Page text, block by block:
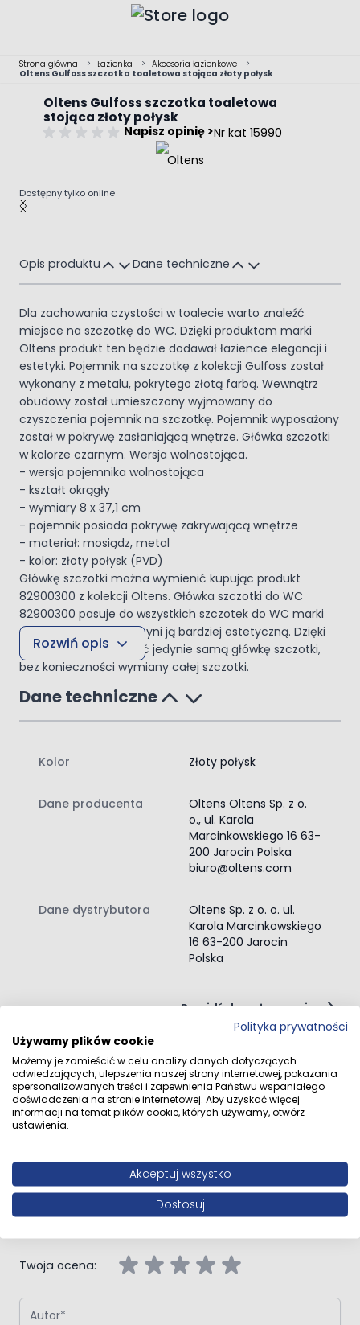
Strona główna > Łazienka > Akcesoria łazienkowe
>
Oltens Gulfoss szczotka toaletowa stojąca złoty połysk
Oltens Gulfoss szczotka toaletowa
stojąca złoty połysk
Napisz opinię >Nr kat 15990
Dostępny tylko online
Main image
Click to view image in fullscreen
Opis produktu Dane techniczne
Dla zachowania czystości w toalecie warto znaleźć
miejsce na szczotkę do WC. Dzięki produktom marki
Oltens produkt ten będzie dodawał łazience elegancji i
estetyki. Pojemnik na szczotkę z kolekcji Gulfoss został
wykonany z metalu, pokrytego złotą farbą. Wewnątrz
obudowy został umieszczony wyjmowany do
czyszczenia pojemnik na szczotkę. Pojemnik wyposażony
został w pokrywę zasłaniającą wnętrze. Główka szczotki
w kolorze czarnym. Wersja wolnostojąca.
- wersja pojemnika wolnostojąca
- kształt okrągły
- wymiary 8 x 37,1 cm
- pojemnik posiada pokrywę zakrywającą wnętrze
- materiał: mosiądz, metal
- kolor: złoty połysk (PVD)
Główkę szczotki można wymienić kupując produkt
82900300 z kolekcji Oltens. Główka szczotki do WC
82900300 pasuje do wszystkich szczotek do WC marki
Oltens. Kolor czarny czyni ją bardziej estetyczną. Dzięki
temu można wymienić jedynie samą główkę szczotki,
bez konieczności wymiany całej szczotki.
Rozwiń opis
Dane techniczne
Kolor Złoty połysk
Dane producenta
Oltens Oltens Sp. z o.
o., ul. Karola
Marcinkowskiego 16 63-
200 Jarocin Polska
biuro@oltens.com
Dane dystrybutora
Oltens Sp. z o. o. ul.
Karola Marcinkowskiego
16 63-200 Jarocin
Polska
Przejdź do całego opisu
Opinie klientów
Napisz własną recenzję
Napisz opinię o produkcie:Oltens Gulfoss szczotka toaletowa
Twoja ocena:
Autor
Polityka prywatności
Używamy plików cookie
Możemy je zamieścić w celu analizy danych dotyczących
odwiedzających, ulepszenia naszej strony internetowej, pokazania
spersonalizowanych treści i zapewnienia Państwu wspaniałego
doświadczenia na stronie internetowej. Aby uzyskać więcej
informacji na temat plików cookie, których używamy, otwórz
ustawienia.
Akceptuj wszystko
Dostosuj